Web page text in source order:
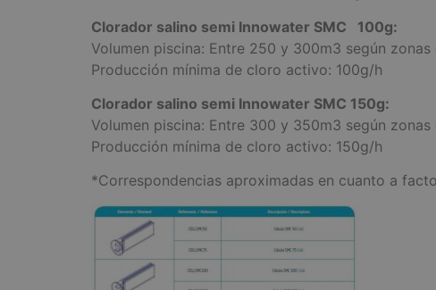
Clorador salino semi Innowater SMC 100g:
Volumen piscina: Entre 250 y 300m3 según
Producción mínima de cloro activo: 100g/h
Clorador salino semi Innowater SMC 150g:
Volumen piscina: Entre 300 y 350m3 según
Producción mínima de cloro activo: 150g/h
*Correspondencias aproximadas en cuanto a